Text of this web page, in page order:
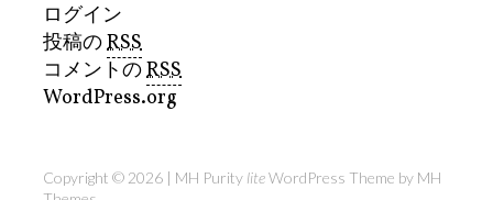
ログイン
投稿のRSS
コメントのRSS
WordPress.org
Copyright © 2026 | MH Purity liteWordPress Theme by MH